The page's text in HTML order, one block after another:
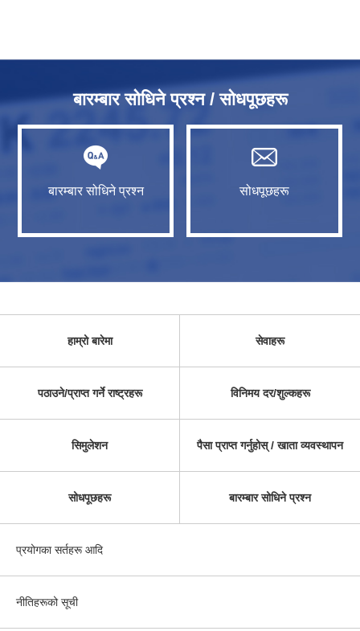
बारम्बार सोधिने प्रश्न / सोधपूछहरू
बारम्बार सोधिने प्रश्न सोधपूछहरू
हाम्रो बारेमा सेवाहरू
पठाउने/प्राप्त गर्ने राष्ट्रहरू विनिमय दर/शुल्कहरू
सिमुलेशन पैसा प्राप्त गर्नुहोस् / खाता व्यवस्थापन
सोधपूछहरू बारम्बार सोधिने प्रश्न
प्रयोगका सर्तहरू आदि
नीतिहरूको सूची